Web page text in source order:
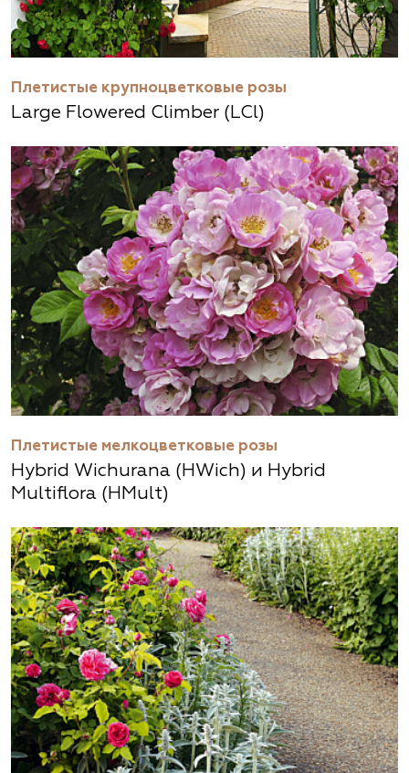
Плетистые крупноцветковые розы
Large Flowered Climber (LCl)
Плетистые мелкоцветковые розы
Hybrid Wichurana (HWich) и Hybrid
Multiflora (HMult)